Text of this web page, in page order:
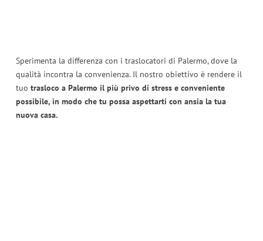
Sperimenta la differenza con i traslocatori di Palermo, dove la
qualità incontra la convenienza. Il nostro obiettivo è rendere il
tuo trasloco a Palermo il più privo di stress e conveniente
possibile, in modo che tu possa aspettarti con ansia la tua
nuova casa.